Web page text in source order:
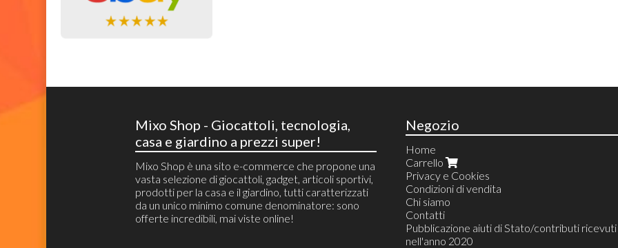
Mixo Shop - Giocattoli, tecnologia,
casa e giardino a prezzi super!
Mixo Shop è una sito e-commerce che propone una
vasta selezione di giocattoli, gadget, articoli sportivi,
prodotti per la casa e il giardino, tutti caratterizzati
da un unico minimo comune denominatore: sono
offerte incredibili, mai viste online!
Negozio
Home
Carrello
Privacy e Cookies
Condizioni di vendita
Chi siamo
Contatti
Pubblicazione aiuti di Stato/contributi ricevuti
nell'anno 2020